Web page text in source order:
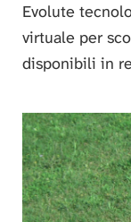
Evolute
virtuale per
disponibili in